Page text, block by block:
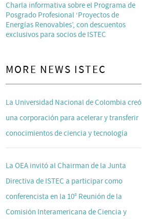
Charla informativa sobre el Programa de
Posgrado Profesional ‘Proyectos de
Energías Renovables’, con descuentos
exclusivos para socios de ISTEC
MORE NEWS ISTEC
La Universidad Nacional de Colombia creó
una corporación para acelerar y transferir
conocimientos de ciencia y tecnología
La OEA invitó al Chairman de la Junta
Directiva de ISTEC a participar como
conferencista en la 10° Reunión de la
Comisión Interamericana de Ciencia y